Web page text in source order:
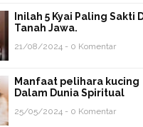
Inilah 5 Kyai Paling Sakti
Tanah Jawa.
21/08/2024 - 0 Komentar
Manfaat pelihara kucing
Dalam Dunia Spiritual
25/05/2024 - 0 Komentar